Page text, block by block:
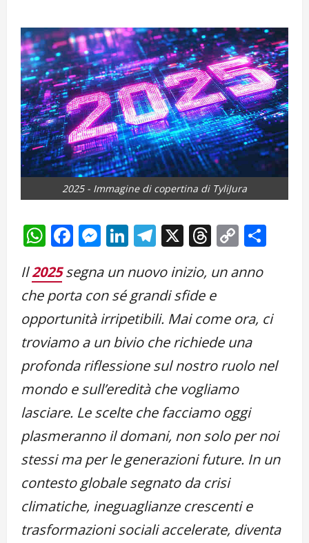
2025 - Immagine di copertina di TyliJura
WhatsApp
Facebook
Messenger
LinkedIn
Telegram
X Threads
Copy
Il 2025segna un nuovo inizio, un anno
che porta con sé grandi sfide e
opportunità irripetibili. Mai come ora, ci
troviamo a un bivio che richiede una
profonda riflessione sul nostro ruolo nel
mondo e sull’eredità che vogliamo
lasciare. Le scelte che facciamo oggi
plasmeranno il domani, non solo per noi
stessi ma per le generazioni future. In un
contesto globale segnato da crisi
climatiche, ineguaglianze crescenti e
trasformazioni sociali accelerate, diventa